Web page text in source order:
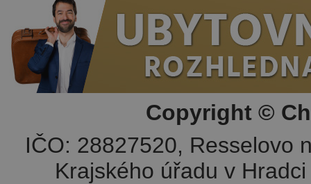
Copyright ©
IČO: 28827520, Resselovo
Krajského úřadu v